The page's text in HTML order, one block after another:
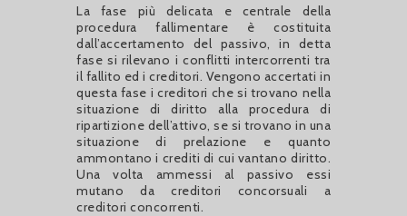
La fase più delicata e centrale della
procedura fallimentare è costituita
dall’accertamento del passivo, in detta
fase si rilevano i conflitti intercorrenti tra
il fallito ed i creditori. Vengono accertati in
questa fase i creditori che si trovano nella
situazione di diritto alla procedura di
ripartizione dell’attivo, se si trovano in una
situazione di prelazione e quanto
ammontano i crediti di cui vantano diritto.
Una volta ammessi al passivo essi
mutano da creditori concorsuali a
creditori concorrenti.